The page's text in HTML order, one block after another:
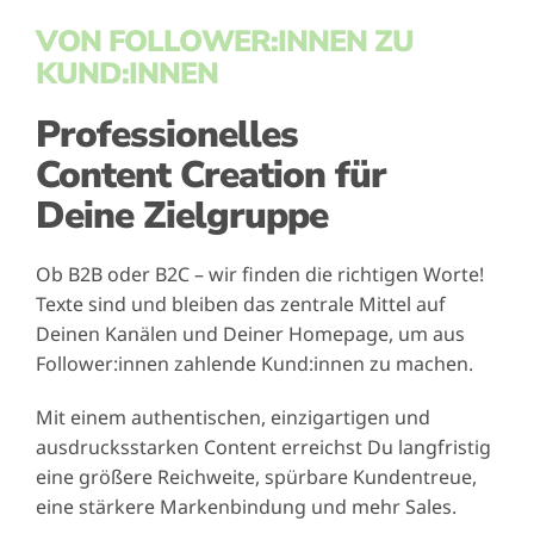
VON FOLLOWER:INNEN ZU
KUND:INNEN
Professionelles
Content Creation für
Deine Zielgruppe
Ob B2B oder B2C – wir finden die richtigen Worte!
Texte sind und bleiben das zentrale Mittel auf
Deinen Kanälen und Deiner Homepage, um aus
Follower:innen zahlende Kund:innen zu machen.
Mit einem authentischen, einzigartigen und
ausdrucksstarken Content erreichst Du langfristig
eine größere Reichweite, spürbare Kundentreue,
eine stärkere Markenbindung und mehr Sales.